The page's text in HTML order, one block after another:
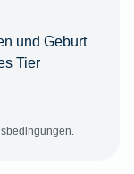
und Geburt
Tier